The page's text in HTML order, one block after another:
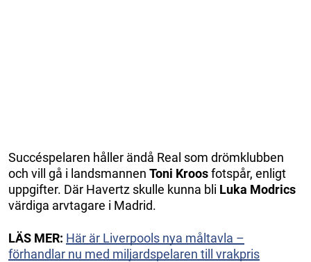
Succéspelaren håller ändå Real som drömklubben
och vill gå i landsmannen Toni Kroosfotspår, enligt
uppgifter. Där Havertz skulle kunna bli Luka Modrics
värdiga arvtagare i Madrid.
LÄS MER: Här är Liverpools nya måltavla –
förhandlar nu med miljardspelaren till vrakpris